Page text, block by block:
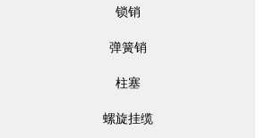
锁销
弹簧销
柱塞
螺旋挂缆